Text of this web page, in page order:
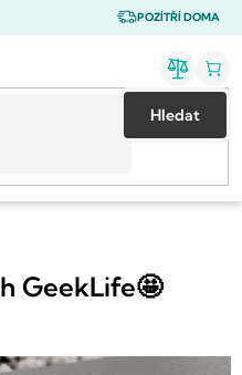
POZÍTŘÍ DOMA
Hledat
GeekLife🤩